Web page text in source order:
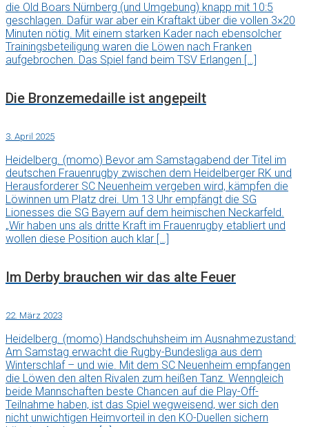
die Old Boars Nürnberg (und Umgebung) knapp mit 10:5
geschlagen. Dafür war aber ein Kraftakt über die vollen 3×20
Minuten nötig. Mit einem starken Kader nach ebensolcher
Trainingsbeteiligung waren die Löwen nach Franken
aufgebrochen. Das Spiel fand beim TSV Erlangen […]
Die Bronzemedaille ist angepeilt
3. April 2025
Heidelberg. (momo) Bevor am Samstagabend der Titel im
deutschen Frauenrugby zwischen dem Heidelberger RK und
Herausforderer SC Neuenheim vergeben wird, kämpfen die
Löwinnen um Platz drei. Um 13 Uhr empfängt die SG
Lionesses die SG Bayern auf dem heimischen Neckarfeld.
„Wir haben uns als dritte Kraft im Frauenrugby etabliert und
wollen diese Position auch klar […]
Im Derby brauchen wir das alte Feuer
22. März 2023
Heidelberg. (momo) Handschuhsheim im Ausnahmezustand:
Am Samstag erwacht die Rugby-Bundesliga aus dem
Winterschlaf – und wie. Mit dem SC Neuenheim empfangen
die Löwen den alten Rivalen zum heißen Tanz. Wenngleich
beide Mannschaften beste Chancen auf die Play-Off-
Teilnahme haben, ist das Spiel wegweisend, wer sich den
nicht unwichtigen Heimvorteil in den KO-Duellen sichern